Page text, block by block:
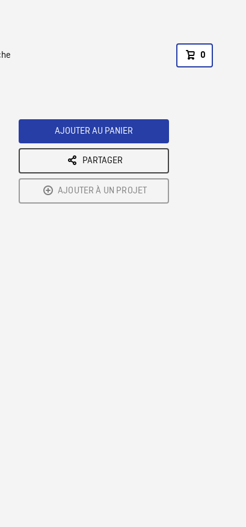
0
AJOUTER AU PANIER
PARTAGER
AJOUTER À UN PROJET